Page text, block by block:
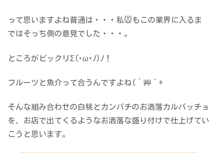
って思いますよね普通は・・・私🐭もこの業界に入るま
ではそっち側の意見でした・・・。
ところがビックリΣ(･ω･ﾉ)ﾉ！
フルーツと魚介って合うんですよね(´艸｀*
そんな組み合わせの白桃とカンパチのお洒落カルパッチョ
を、お店で出てくるようなお洒落な盛り付けで仕上げてい
こうと思います。